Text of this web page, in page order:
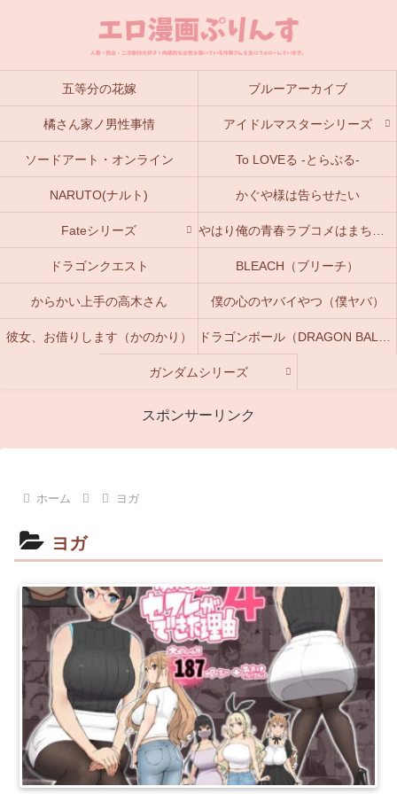
五等分の花嫁 ブルーアーカイブ
橘さん家ノ男性事情 アイドルマスターシリーズ
ソードアート・オンライン To LOVEる -とらぶる-
NARUTO(ナルト) かぐや様は告らせたい
Fateシリーズ
ドラゴンクエスト BLEACH（ブリーチ）
からかい上手の高木さん 僕の心のヤバイやつ（僕ヤバ）
彼女、お借りします（かのかり）
ガンダムシリーズ
スポンサーリンク
ホーム ヨガ
ヨガ